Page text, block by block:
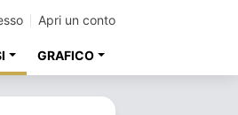
Apri un conto
GRAFICO